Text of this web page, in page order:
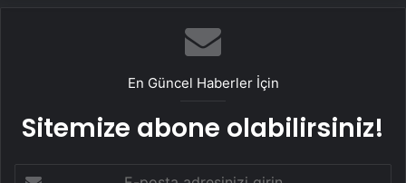
En Güncel Haberler İçin
Sitemize abone olabilirsiniz!